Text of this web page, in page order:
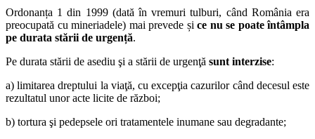
Ordonanța 1 din 1999 (dată în vremuri tulburi, când România era
preocupată cu mineriadele) mai prevede și ce nu se poate întâmpla
pe durata stării de urgență.
Pe durata stării de asediu şi a stării de urgenţă sunt interzise:
a) limitarea dreptului la viaţă, cu excepţia cazurilor când decesul este
rezultatul unor acte licite de război;
b) tortura şi pedepsele ori tratamentele inumane sau degradante;